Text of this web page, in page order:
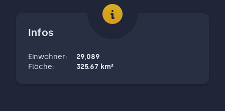
Infos
Einwohner:
29,089
Fläche: 325.67 km²